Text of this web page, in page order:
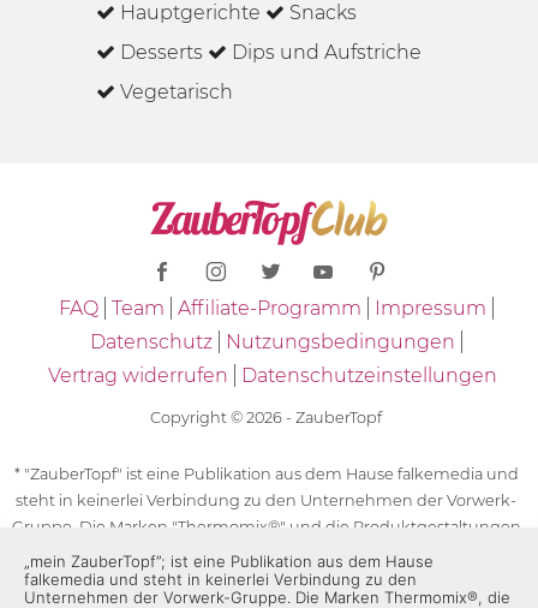
Hauptgerichte
Snacks
Desserts
Dips und Aufstriche
Vegetarisch
FAQ Team Affiliate-Programm
Impressum
Datenschutz
Nutzungsbedingungen
Vertrag widerrufen
Datenschutzeinstellungen
Copyright © 2026 - ZauberTopf
* "ZauberTopf" ist eine Publikation aus dem Hause falkemedia und
steht in keinerlei Verbindung zu den Unternehmen der Vorwerk-
Gruppe. Die Marken "Thermomix®" und die Produktgestaltungen
des "Thermomix®" sind eingetragene Marken der Unternehmen
der Vorwerk-Gruppe. Die Marken Thermomix®, die Zeichen TM5®,
„mein ZauberTopf”; ist eine Publikation aus dem Hause
falkemedia und steht in keinerlei Verbindung zu den
Unternehmen der Vorwerk-Gruppe. Die Marken Thermomix®, die